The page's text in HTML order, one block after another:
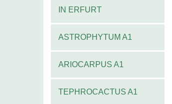
IN ERFURT
ASTROPHYTUM A1
ARIOCARPUS A1
TEPHROCACTUS A1